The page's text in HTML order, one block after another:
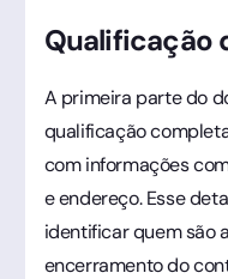
Qualificação
A primeira parte do
qualificação
com informações
e endereço. Esse
identificar quem são
encerramento do